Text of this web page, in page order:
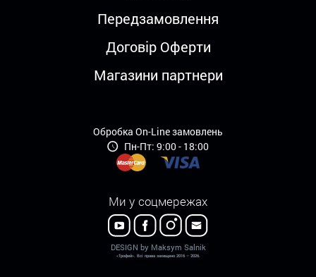
Передзамовлення
Договір Оферти
Магазини партнери
Обробка On-Line замовлень
Пн-Пт: 9:00 - 18:00
Ми у соцмережах
DESIGN by Maksym Salnik
«Трофей». Всі права захищено 2016 – 2026.